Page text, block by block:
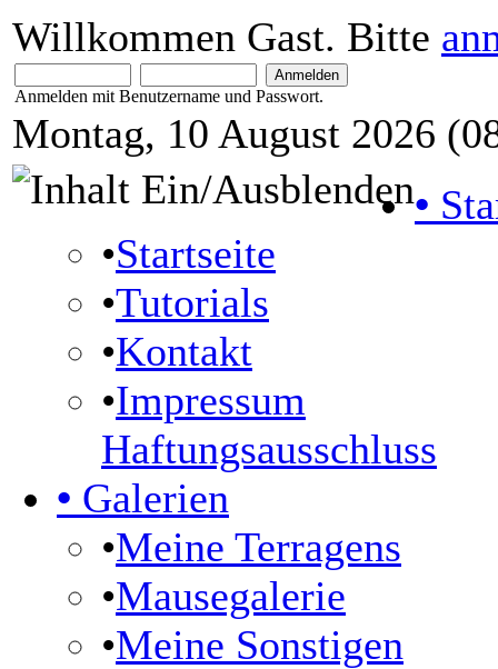
Willkommen Gast. Bitte
Anmelden mit Benutzername und Passwort.
Montag, 10 August 2026
•
•Startseite
•Tutorials
•Kontakt
•Impressum
Haftungsausschluss
• Galerien
•Meine Terragens
•Mausegalerie
•Meine Sonstigen